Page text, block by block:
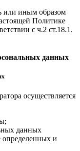
или иным образом
Политике
с ч.2 ст.18.1.
данных
осуществляется
данных
определенных и